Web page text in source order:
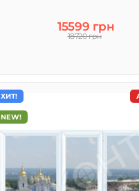
15599 грн
18720 грн
ХИТ!
NEW!